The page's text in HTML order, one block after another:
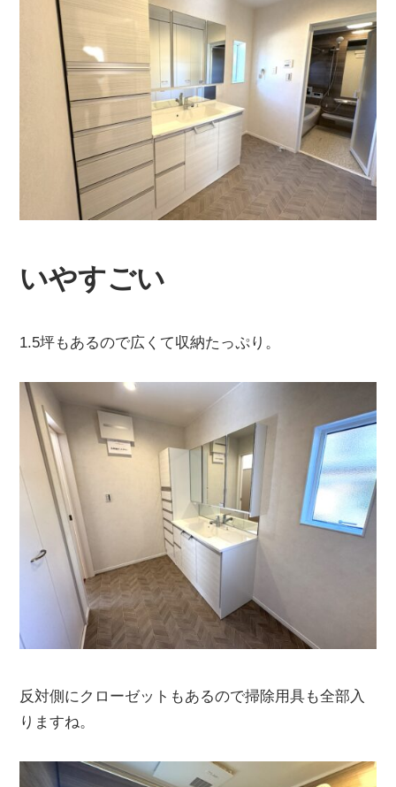
いやすごい
1.5坪もあるので広くて収納たっぷり。
反対側にクローゼットもあるので掃除用具も全部入
りますね。